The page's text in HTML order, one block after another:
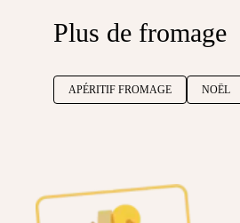
Plus de fromage
APÉRITIF FROMAGE NOËL